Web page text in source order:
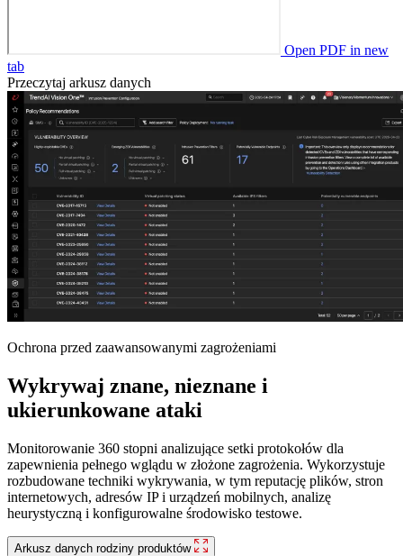
Open PDF in new
tab
Przeczytaj arkusz danych
Ochrona przed zaawansowanymi zagrożeniami
Wykrywaj znane, nieznane i
ukierunkowane ataki
Monitorowanie 360 stopni analizujące setki protokołów dla
zapewnienia pełnego wglądu w złożone zagrożenia. Wykorzystuje
rozbudowane techniki wykrywania, w tym reputację plików, stron
internetowych, adresów IP i urządzeń mobilnych, analizę
heurystyczną i konfigurowalne środowisko testowe.
Arkusz danych rodziny produktów